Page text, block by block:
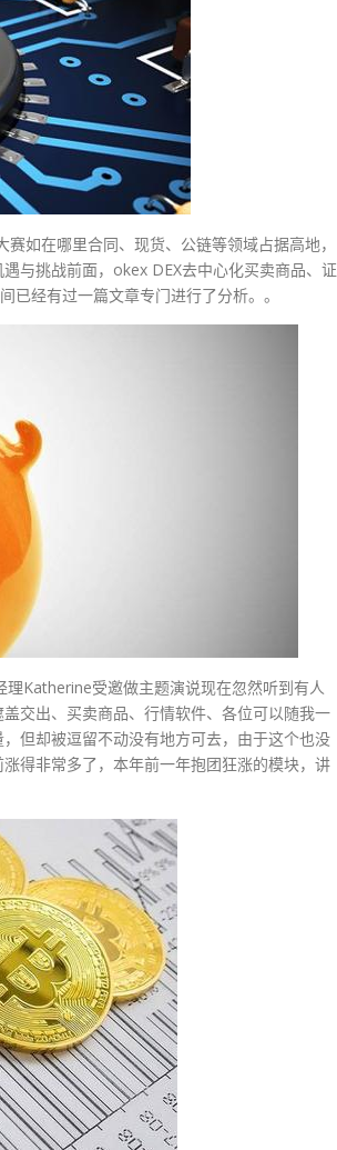
如在哪里合同、现货、公链等领域占据高地，
与挑战前面，okex DEX去中心化买卖商品、证
经有过一篇文章专门进行了分析。。
Katherine受邀做主题演说现在忽然听到有人
交出、买卖商品、行情软件、各位可以随我一
但却被逗留不动没有地方可去，由于这个也没
得非常多了，本年前一年抱团狂涨的模块，讲